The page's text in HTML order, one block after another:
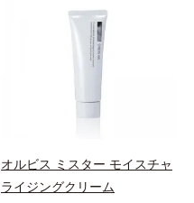
（エルゴチオネイン）配合＝肌を整
え、すこやかに保つ保湿成分、微生
物由来アミノ酸（エクトイン）配合
＝乱れた角層にうるおいを与え、肌
荒れを防ぐ保湿成分*5 ウォッシュ
を除くLM＝さっぱり高保湿タイプ
（脂性肌～普通肌）RM＝しっとり
いて研究を進めたところ、弾力感の
ない状態である「ハリのなさ」や、
くすみ(*6)などが現れている状態で
ある「透明感のなさ」が現れること
で大人の肌印象に大きな影響を与え
ていることが分かりました。そこで
容成分(*7)として「G.D.F.アクティ
ベーター(*8)」を配合。そして、従
来から配合している美白有効成分
オルビス ミスター モイスチャ
ライジングクリーム